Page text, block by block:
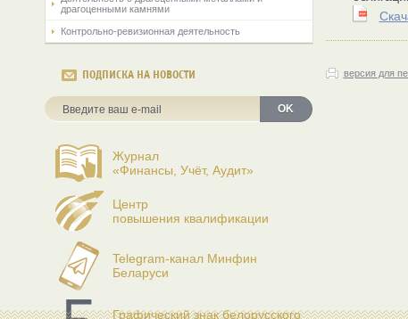
драгоценными камнями
Контрольно-ревизионная деятельность
ПОДПИСКА НА НОВОСТИ
OK
Журнал
«Финансы, Учёт, Аудит»
Центр
повышения квалификации
Telegram-канал Минфин
Беларуси
Графический знак белорусского
версия для